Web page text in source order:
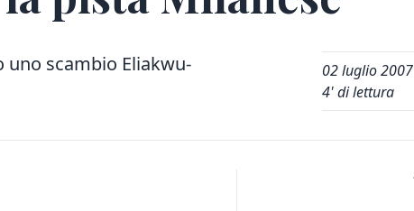
uno scambio Eliakwu-
02 luglio 2007
4' di lettura